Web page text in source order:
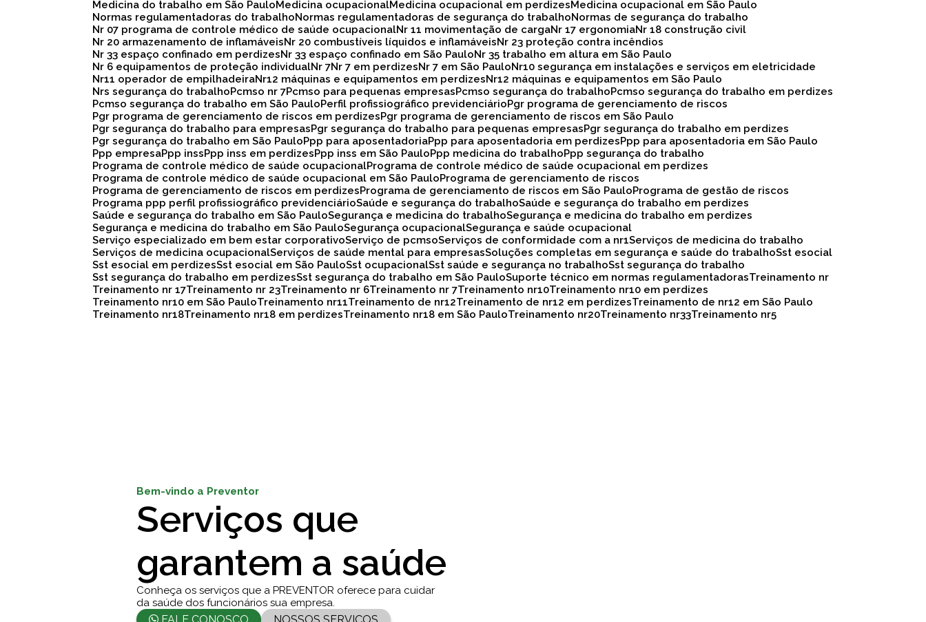
Medicina do trabalho em São Paulo
Medicina ocupacional Medicina ocupacional em perdizes
Medicina ocupacional em São Paulo
Normas regulamentadoras do trabalho
Normas regulamentadoras de segurança do trabalho
Normas de segurança do trabalho
Nr 07 programa de controle médico de saúde ocupacional
Nr 11 movimentação de carga Nr 17 ergonomia
Nr 18 construção civil
Nr 20 armazenamento de inflamáveis
Nr 20 combustíveis líquidos e inflamáveis
Nr 23 proteção contra incêndios
Nr 33 espaço confinado em perdizes
Nr 33 espaço confinado em São Paulo
Nr 35 trabalho em altura em São Paulo
Nr 6 equipamentos de proteção individual
Nr 7 Nr 7 em perdizes Nr 7 em São Paulo
Nr10 segurança em instalações e serviços em eletricidade
Nr11 operador de empilhadeira
Nr12 máquinas e equipamentos em perdizes
Nr12 máquinas e equipamentos em São Paulo
Nrs segurança do trabalho
Pcmso nr 7 Pcmso para pequenas empresas Pcmso segurança do trabalho
Pcmso segurança do trabalho em perdizes
Pcmso segurança do trabalho em São Paulo
Perfil profissiográfico previdenciário
Pgr programa de gerenciamento de riscos
Pgr programa de gerenciamento de riscos em perdizes
Pgr programa de gerenciamento de riscos em São Paulo
Pgr segurança do trabalho para empresas
Pgr segurança do trabalho para pequenas empresas
Pgr segurança do trabalho em perdizes
Pgr segurança do trabalho em São Paulo
Ppp para aposentadoria Ppp para aposentadoria em perdizes
Ppp para aposentadoria em São Paulo
Ppp empresa Ppp inss Ppp inss em perdizes Ppp inss em São Paulo Ppp medicina do trabalho
Ppp segurança do trabalho
Programa de controle médico de saúde ocupacional Programa de controle médico de saúde ocupacional em perdizes
Programa de controle médico de saúde ocupacional em São Paulo
Programa de gerenciamento de riscos
Programa de gerenciamento de riscos em perdizes
Programa de gerenciamento de riscos em São Paulo
Programa de gestão de riscos
Programa ppp perfil profissiográfico previdenciário Saúde e segurança do trabalho Saúde e segurança do trabalho em perdizes
Saúde e segurança do trabalho em São Paulo Segurança e medicina do trabalho Segurança e medicina do trabalho em perdizes
Segurança e medicina do trabalho em São Paulo Segurança ocupacional Segurança e saúde ocupacional
Serviço especializado em bem estar corporativo Serviço de pcmso Serviços de conformidade com a nr1 Serviços de medicina do trabalho
Serviços de medicina ocupacional Serviços de saúde mental para empresas Soluções completas em segurança e saúde do trabalho Sst esocial
Sst esocial em perdizes Sst esocial em São Paulo Sst ocupacional Sst saúde e segurança no trabalho Sst segurança do trabalho
Sst segurança do trabalho em perdizes Sst segurança do trabalho em São Paulo Suporte técnico em normas regulamentadoras
Treinamento nr
Treinamento nr 17
Treinamento nr 23 Treinamento nr 6 Treinamento nr 7 Treinamento nr10
Treinamento nr10 em perdizes
Treinamento nr10 em São Paulo
Treinamento nr11 Treinamento de nr12 Treinamento de nr12 em perdizes
Treinamento de nr12 em São Paulo
Treinamento nr18
Treinamento nr18 em perdizes Treinamento nr18 em São Paulo Treinamento nr20 Treinamento nr33 Treinamento nr5
Bem-vindo a Preventor
Serviços que
garantem a saúde
Conheça os serviços que a PREVENTOR oferece para cuidar
da saúde dos funcionários sua empresa.
FALE CONOSCO NOSSOS SERVIÇOS